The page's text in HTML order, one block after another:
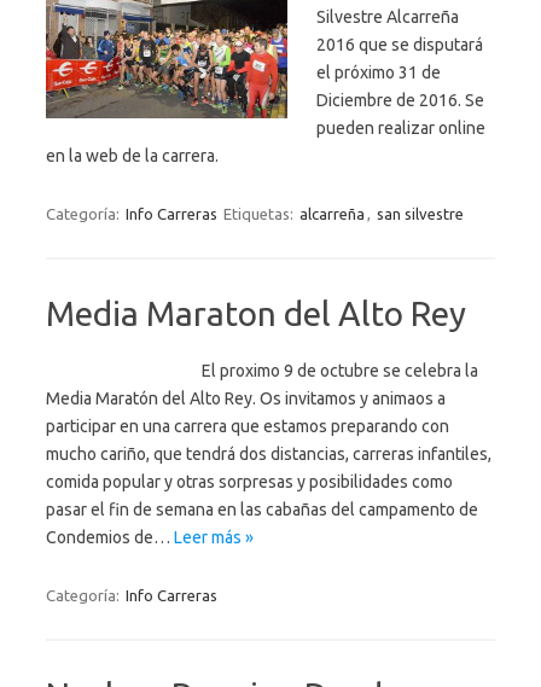
Silvestre Alcarreña
2016 que se disputará
el próximo 31 de
Diciembre de 2016. Se
pueden realizar online
en la web de la carrera.
Categoría: Info Carreras Etiquetas: alcarreña , san silvestre
Media Maraton del Alto Rey
El proximo 9 de octubre se celebra la
Media Maratón del Alto Rey. Os invitamos y animaos a
participar en una carrera que estamos preparando con
mucho cariño, que tendrá dos distancias, carreras infantiles,
comida popular y otras sorpresas y posibilidades como
pasar el fin de semana en las cabañas del campamento de
Condemios de… Leer más »
Categoría: Info Carreras